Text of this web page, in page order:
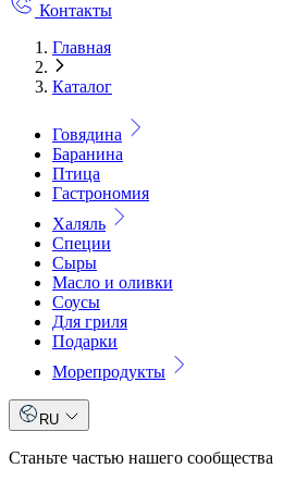
Контакты
Главная
Каталог
Говядина
Баранина
Птица
Гастрономия
Халяль
Специи
Сыры
Масло и оливки
Соусы
Для гриля
Подарки
Морепродукты
RU
Станьте частью нашего сообщества